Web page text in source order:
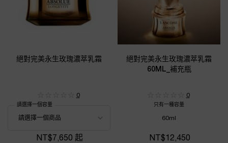
絕對完美永生玫瑰濃萃乳霜
0
請選擇一個容量
NT$7,650 起
絕對完美永生玫瑰濃萃乳霜
60ML_補充瓶
0
只有一種容量
60ml
NT$12,450